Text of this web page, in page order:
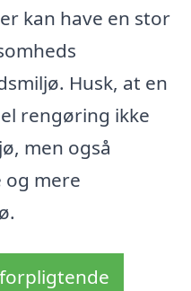
kan have en stor
Husk, at en
rengøring ikke
men også
mere